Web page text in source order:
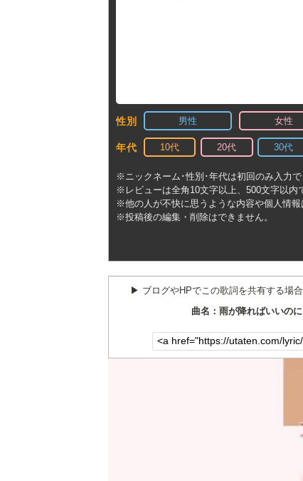
性別 男性 女性
年代 10代 20代 30代
※ニックネーム･性別･年代は初回のみ入力で
※レビューは全角10文字以上、500文字以内
※他の人が不快に思うような内容や個人情報
※投稿後の編集・削除はできません。
▶︎ ブログやHPでこの歌詞を共有する場
曲名：雨が降ればいいの